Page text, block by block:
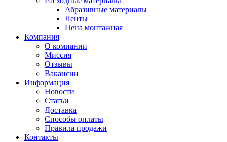
Абразивные материалы
Ленты
Пена монтажная
Компания
О компании
Миссия
Отзывы
Вакансии
Информация
Новости
Статьи
Доставка
Способы оплаты
Правила продажи
Контакты